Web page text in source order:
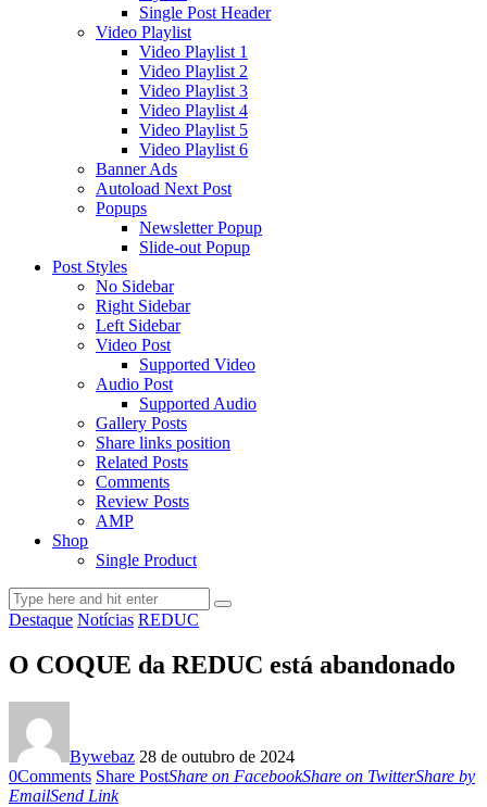
Single Post Header
Video Playlist
Video Playlist 1
Video Playlist 2
Video Playlist 3
Video Playlist 4
Video Playlist 5
Video Playlist 6
Banner Ads
Autoload Next Post
Popups
Newsletter Popup
Slide-out Popup
Post Styles
No Sidebar
Right Sidebar
Left Sidebar
Video Post
Supported Video
Audio Post
Supported Audio
Gallery Posts
Share links position
Related Posts
Comments
Review Posts
AMP
Shop
Single Product
Destaque Notícias REDUC
O COQUE da REDUC está abandonado
Bywebaz 28 de outubro de 2024
0Comments Share PostShare on FacebookShare on TwitterShare by
EmailSend Link